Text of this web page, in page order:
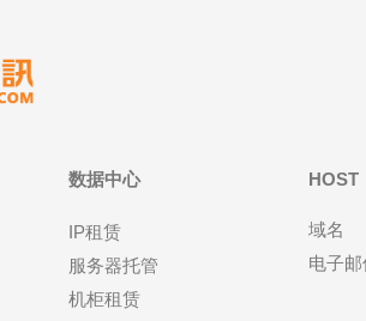
数据中心
IP租赁
服务器托管
机柜租赁
HOST
域名
电子